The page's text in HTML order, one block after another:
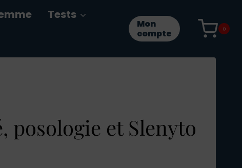
Tests
Mon
compte
0
posologie et Slenyto